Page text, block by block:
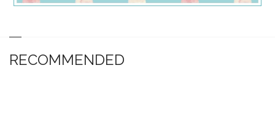
RECOMMENDED